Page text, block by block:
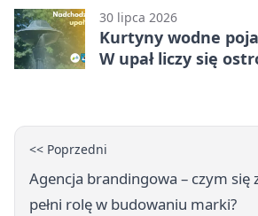
30 lipca 2026
Kurtyny wodne
W upał liczy się
<< Poprzedni
Agencja brandingowa – czym się
pełni rolę w budowaniu marki?